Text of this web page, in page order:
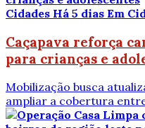
Cidades Há 5 dias Em
Caçapava reforça
para crianças e
Mobilização busca
ampliar a cobertura